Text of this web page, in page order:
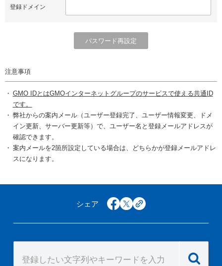
登録ドメイン
注意事項
GMO IDとはGMOインターネットグループのサービスで使える共通ID
です。
弊社からの案内メール（ユーザー登録完了、ユーザー情報変更、ドメ
イン更新、サーバー更新等）で、ユーザー名と登録メールアドレスが
確認できます。
案内メールを2箇所設定している場合は、どちらかが登録メールアドレ
スになります。
シェア facebook
x copy